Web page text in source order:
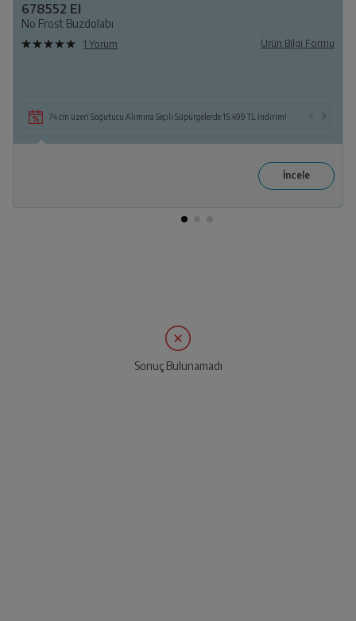
678552 EI
No Frost Buzdolabı
1 Yorum Ürün Bilgi Formu
74 cm üzeri Soğutucu Alımına Seçili Süpürgelerde 15.499 TL İndirim!
Sonuç Bulunamadı